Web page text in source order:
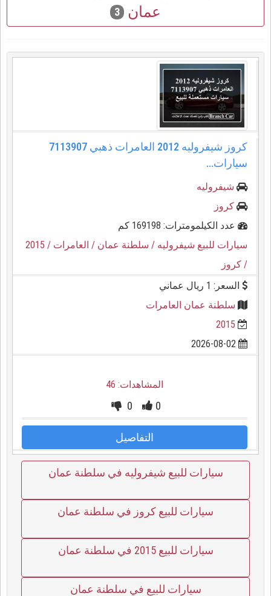
عمان
3
كروز شيفروليه 2012 العامرات ذهبي 7113907
سيارات...
شيفروليه
كروز
عدد الكيلمومترات: 169198 كم
سيارات للبيع شيفروليه / سلطنة عمان / العامرات / 2015
/ كروز
السعر: 1 ريال عماني
سلطنة عمان العامرات
2015
المشاهدات: 46
0
0
التفاصيل
سيارات للبيع شيفروليه في سلطنة عمان
سيارات للبيع كروز في سلطنة عمان
سيارات للبيع 2015 في سلطنة عمان
سيارات للبيع في سلطنة عمان